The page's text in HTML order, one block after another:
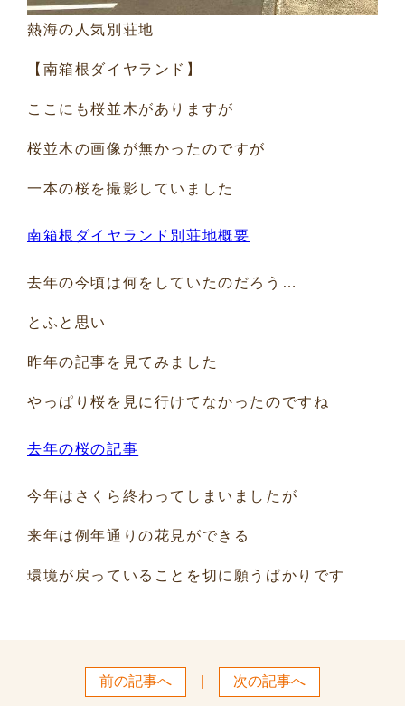
熱海の人気別荘地
【南箱根ダイヤランド】
ここにも桜並木がありますが
桜並木の画像が無かったのですが
一本の桜を撮影していました
南箱根ダイヤランド別荘地概要
去年の今頃は何をしていたのだろう…
とふと思い
昨年の記事を見てみました
やっぱり桜を見に行けてなかったのですね
去年の桜の記事
今年はさくら終わってしまいましたが
来年は例年通りの花見ができる
環境が戻っていることを切に願うばかりです
前の記事へ 次の記事へ